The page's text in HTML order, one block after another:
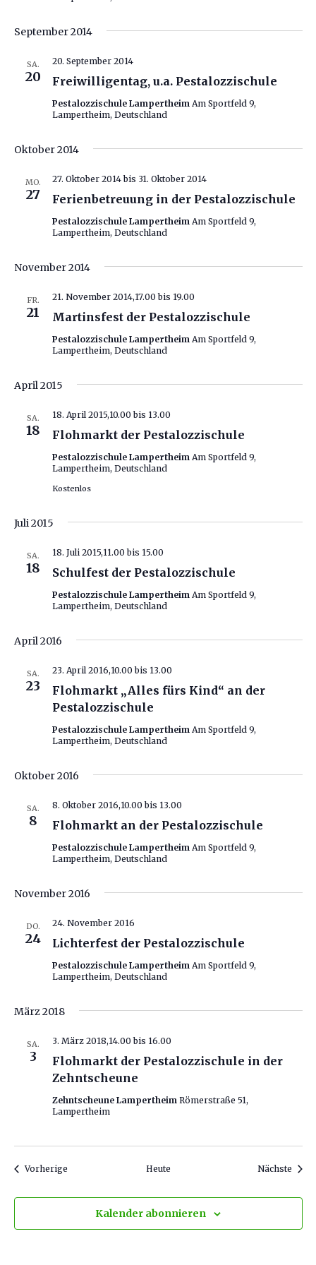
September 2014
SA.
20 Freiwilligentag, u.a. Pestalozzischule
20. September 2014
Pestalozzischule Lampertheim Am Sportfeld 9,
Lampertheim, Deutschland
Oktober 2014
MO.
27 Ferienbetreuung in der Pestalozzischule
27. Oktober 2014bis 31. Oktober 2014
Pestalozzischule Lampertheim Am Sportfeld 9,
Lampertheim, Deutschland
November 2014
FR.
21 Martinsfest der Pestalozzischule
21. November 2014,17.00 bis 19.00
Pestalozzischule Lampertheim Am Sportfeld 9,
Lampertheim, Deutschland
April 2015
SA.
18 Flohmarkt der Pestalozzischule
18. April 2015,10.00 bis 13.00
Pestalozzischule Lampertheim Am Sportfeld 9,
Lampertheim, Deutschland
Kostenlos
Juli 2015
SA.
18 Schulfest der Pestalozzischule
18. Juli 2015,11.00 bis 15.00
Pestalozzischule Lampertheim Am Sportfeld 9,
Lampertheim, Deutschland
April 2016
SA.
23
Flohmarkt „Alles fürs Kind“ an der
Pestalozzischule
23. April 2016,10.00 bis 13.00
Pestalozzischule Lampertheim Am Sportfeld 9,
Lampertheim, Deutschland
Oktober 2016
SA.
8 Flohmarkt an der Pestalozzischule
8. Oktober 2016,10.00 bis 13.00
Pestalozzischule Lampertheim Am Sportfeld 9,
Lampertheim, Deutschland
November 2016
DO.
24 Lichterfest der Pestalozzischule
24. November 2016
Pestalozzischule Lampertheim Am Sportfeld 9,
Lampertheim, Deutschland
März 2018
SA.
3
Flohmarkt der Pestalozzischule in der
Zehntscheune
3. März 2018,14.00 bis 16.00
Zehntscheune Lampertheim Römerstraße 51,
Lampertheim
VorherigeVeranstaltungen Heute Nächste
Kalender abonnieren